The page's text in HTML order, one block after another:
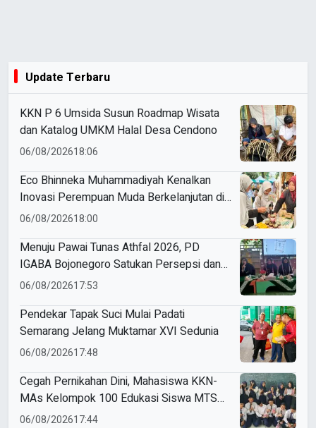
Update Terbaru
KKN P 6 Umsida Susun Roadmap Wisata
dan Katalog UMKM Halal Desa Cendono
06/08/202618:06
Eco Bhinneka Muhammadiyah Kenalkan
Inovasi Perempuan Muda Berkelanjutan di
Muktamar Nasyiatul Aisyiyah
06/08/202618:00
Menuju Pawai Tunas Athfal 2026, PD
IGABA Bojonegoro Satukan Persepsi dan
Utamakan Keselamatan Anak
06/08/202617:53
Pendekar Tapak Suci Mulai Padati
Semarang Jelang Muktamar XVI Sedunia
06/08/202617:48
Cegah Pernikahan Dini, Mahasiswa KKN-
MAs Kelompok 100 Edukasi Siswa MTS
Miftahul Ulum Tawangsari
06/08/202617:44